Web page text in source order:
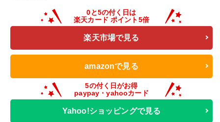
楽天市場で見る
amazonで見る
Yahoo!ショッピングで見る